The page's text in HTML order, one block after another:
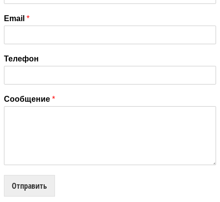
Email *
Телефон
Сообщение *
Отправить